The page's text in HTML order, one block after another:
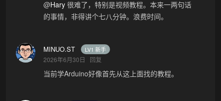
@Hary 很难了，特别是视频教程。本来一两句话
的事情，非得讲个七八分钟。浪费时间。
MINUO.ST LV1 新手
2026年6月30日 回复
当前学Arduino好像首先从这上面找的教程。